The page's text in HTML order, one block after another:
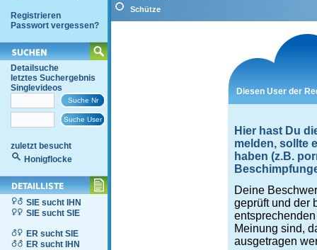
Registrieren
Passwort vergessen?
Detailsuche
letztes Suchergebnis
Singlevideos
zuletzt besucht
Honigflocke
SIE sucht IHN
SIE sucht SIE
ER sucht SIE
ER sucht IHN
Schütze
Diesen User der
Hier hast Du
melden, sollte
haben (z.B.
Deine
geprüft und der
Meinung sind,
ausgetragen